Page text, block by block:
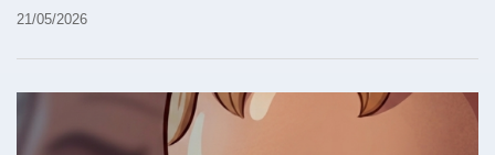
21/05/2026